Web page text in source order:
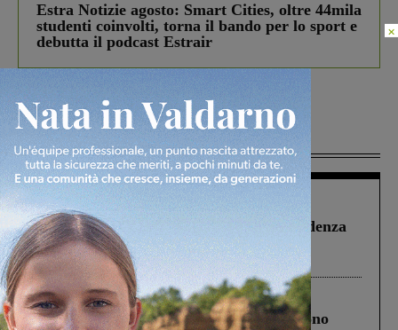
Estra Notizie agosto: Smart Cities, oltre 44mila
studenti coinvolti, torna il bando per lo sport e
debutta il podcast Estrair
Più lette
Figline Incisa Valdarno 1 Agosto 2026
Piscina di Figline finanziata oltre la scadenza
Pnrr, il gruppo di Fratelli d’Italia: “Un
ringraziamento al Governo”
Cronaca 4 Agosto 2026
Un anno fa la strage in A1 in cui morirono
×